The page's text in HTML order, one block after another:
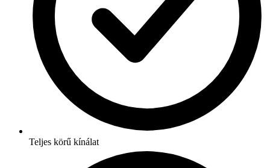
Teljes körű kínálat